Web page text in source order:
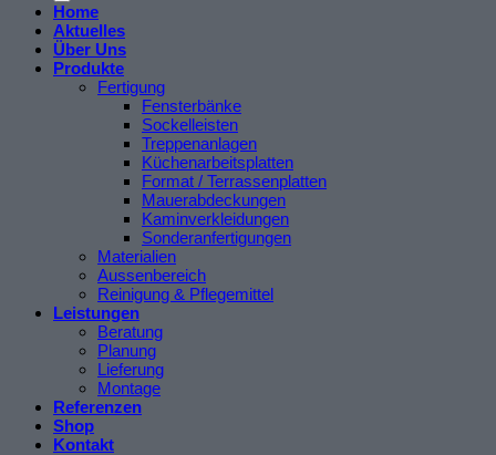
Home
Aktuelles
Über Uns
Produkte
Fertigung
Fensterbänke
Sockelleisten
Treppenanlagen
Küchenarbeitsplatten
Format / Terrassenplatten
Mauerabdeckungen
Kaminverkleidungen
Sonderanfertigungen
Materialien
Aussenbereich
Reinigung & Pflegemittel
Leistungen
Beratung
Planung
Lieferung
Montage
Referenzen
Shop
Kontakt